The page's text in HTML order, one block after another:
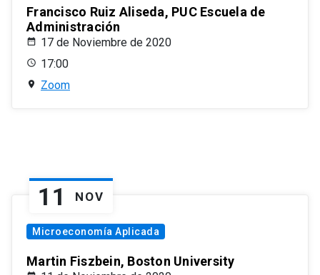
Francisco Ruiz Aliseda, PUC Escuela de
Administración
17 de Noviembre de 2020
17:00
Zoom
11 NOV
Microeconomía Aplicada
Martin Fiszbein, Boston University